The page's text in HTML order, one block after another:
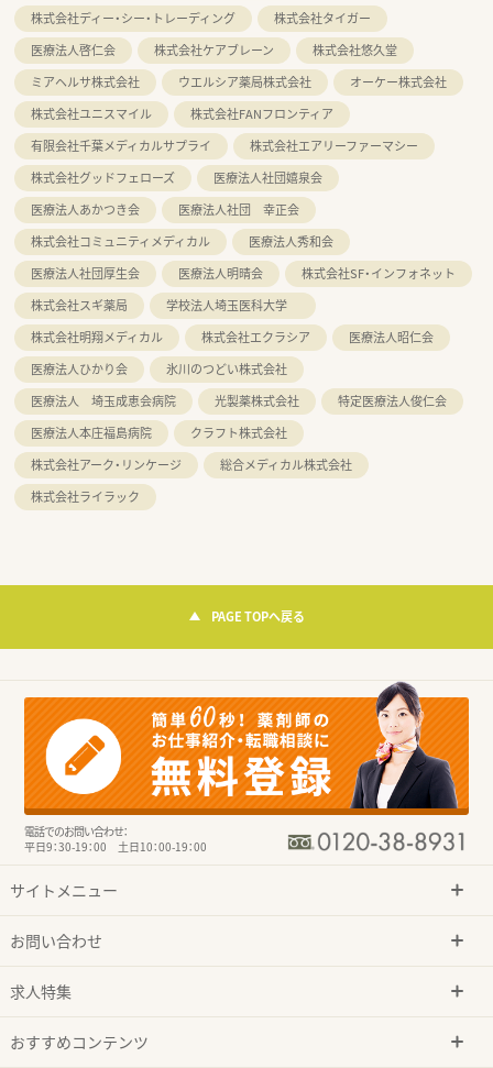
株式会社ディー・シー・トレーディング
株式会社タイガー
医療法人啓仁会
株式会社ケアブレーン
株式会社悠久堂
ミアヘルサ株式会社
ウエルシア薬局株式会社
オーケー株式会社
株式会社ユニスマイル
株式会社FANフロンティア
有限会社千葉メディカルサプライ
株式会社エアリーファーマシー
株式会社グッドフェローズ
医療法人社団嬉泉会
医療法人あかつき会
医療法人社団 幸正会
株式会社コミュニティメディカル
医療法人秀和会
医療法人社団厚生会
医療法人明晴会
株式会社SF・インフォネット
株式会社スギ薬局
学校法人埼玉医科大学
株式会社明翔メディカル
株式会社エクラシア
医療法人昭仁会
医療法人ひかり会
氷川のつどい株式会社
医療法人 埼玉成恵会病院
光製薬株式会社
特定医療法人俊仁会
医療法人本庄福島病院
クラフト株式会社
株式会社アーク・リンケージ
総合メディカル株式会社
株式会社ライラック
PAGE TOPへ戻る
電話でのお問い合わせ：
平日9：30-19：00 土日10：00-19：00
サイトメニュー
お問い合わせ
求人特集
おすすめコンテンツ